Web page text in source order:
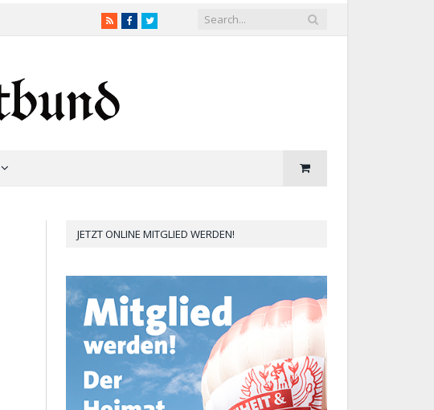
RSSFacebookTwitter
JETZT ONLINE MITGLIED WERDEN!